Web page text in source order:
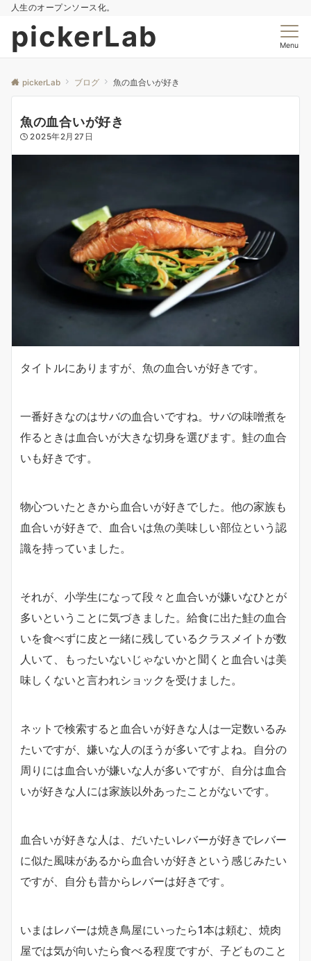
人生のオープンソース化。
pickerLab Menu
pickerLab ブログ 魚の血合いが好き
魚の血合いが好き
2025年2月27日
タイトルにありますが、魚の血合いが好きです。
一番好きなのはサバの血合いですね。サバの味噌煮を
作るときは血合いが大きな切身を選びます。鮭の血合
いも好きです。
物心ついたときから血合いが好きでした。他の家族も
血合いが好きで、血合いは魚の美味しい部位という認
識を持っていました。
それが、小学生になって段々と血合いが嫌いなひとが
多いということに気づきました。給食に出た鮭の血合
いを食べずに皮と一緒に残しているクラスメイトが数
人いて、もったいないじゃないかと聞くと血合いは美
味しくないと言われショックを受けました。
ネットで検索すると血合いが好きな人は一定数いるみ
たいですが、嫌いな人のほうが多いですよね。自分の
周りには血合いが嫌いな人が多いですが、自分は血合
いが好きな人には家族以外あったことがないです。
血合いが好きな人は、だいたいレバーが好きでレバー
に似た風味があるから血合いが好きという感じみたい
ですが、自分も昔からレバーは好きです。
いまはレバーは焼き鳥屋にいったら1本は頼む、焼肉
屋では気が向いたら食べる程度ですが、子どものこと